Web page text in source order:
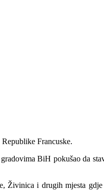
Francuske.
BiH pokušao da
Živinica i drugih mjesta